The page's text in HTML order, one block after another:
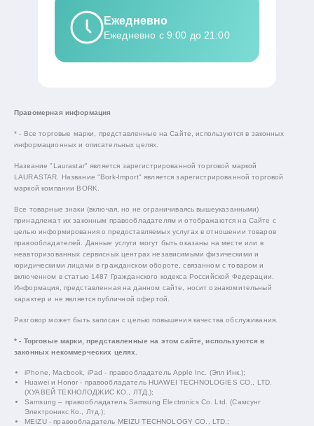
Ежедневно
Ежедневно с 9:00 до 21:00
Правомерная информация
* - Все торговые марки, представленные на Сайте, используются в законных
информационных и описательных целях.
Название "Laurastar" является зарегистрированной торговой маркой
LAURASTAR. Название "Bork-Import" является зарегистрированной торговой
маркой компании BORK.
Все товарные знаки (включая, но не ограничиваясь вышеуказанными)
принадлежат их законным правообладателям и отображаются на Сайте с
целью информирования о предоставляемых услугах в отношении товаров
правообладателей. Данные услуги могут быть оказаны на месте или в
неавторизованных сервисных центрах независимыми физическими и
юридическими лицами в гражданском обороте, связанном с товаром и
включенном в статью 1487 Гражданского кодекса Российской Федерации.
Информация, представленная на данном сайте, носит ознакомительный
характер и не является публичной офертой.
Разговор может быть записан с целью повышения качества обслуживания.
* - Торговые марки, представленные на этом сайте, используются в
законных некоммерческих целях.
iPhone, Macbook, iPad - правообладатель Apple Inc. (Эпл Инк.);
Huawei и Honor - правообладатель HUAWEI TECHNOLOGIES CO., LTD.
(ХУАВЕЙ ТЕКНОЛОДЖИС КО., ЛТД.);
Samsung – правообладатель Samsung Electronics Co. Ltd. (Самсунг
Электроникс Ко., Лтд.);
MEIZU - правообладатель MEIZU TECHNOLOGY CO., LTD.;